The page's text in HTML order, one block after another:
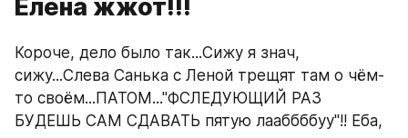
Елена жжот!!!
Короче, дело было так...Сижу я знач,
сижу...Слева Санька с Леной трещят там о чём-
то своём...ПАТОМ..."ФСЛЕДУЮЩИЙ РАЗ
БУДЕШЬ САМ СДАВАТЬ пятую лааббббуу"!! Еба,